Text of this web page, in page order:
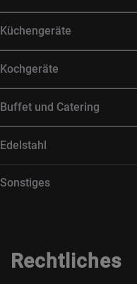
Küchengeräte
Kochgeräte
Buffet und Catering
Edelstahl
Sonstiges
Rechtliches